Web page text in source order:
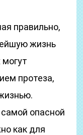
правильно,
жизнь
протеза,
опасной
как для